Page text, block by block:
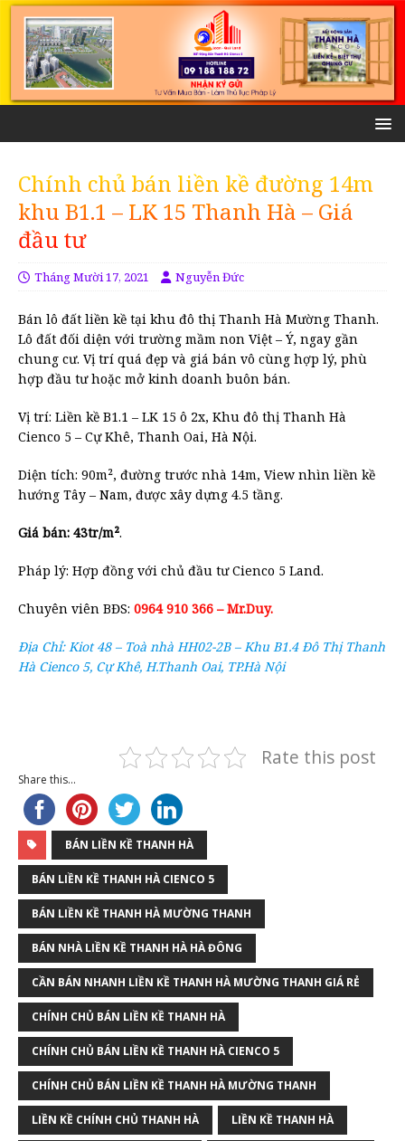
Chính chủ bán liền kề đường 14m
khu B1.1 – LK 15 Thanh Hà – Giá
đầu tư
Tháng Mười 17, 2021 Nguyễn Đức
Bán lô đất liền kề tại khu đô thị Thanh Hà Mường Thanh.
Lô đất đối diện với trường mầm non Việt – Ý, ngay gần
chung cư. Vị trí quá đẹp và giá bán vô cùng hợp lý, phù
hợp đầu tư hoặc mở kinh doanh buôn bán.
Vị trí: Liền kề B1.1 – LK 15 ô 2x, Khu đô thị Thanh Hà
Cienco 5 – Cự Khê, Thanh Oai, Hà Nội.
Diện tích: 90m², đường trước nhà 14m, View nhìn liền kề
hướng Tây – Nam, được xây dựng 4.5 tầng.
Giá bán: 43tr/m².
Pháp lý: Hợp đồng với chủ đầu tư Cienco 5 Land.
Chuyên viên BĐS: 0964 910 366 – Mr.Duy.
Địa Chỉ: Kiot 48 – Toà nhà HH02-2B – Khu B1.4 Đô Thị Thanh
Hà Cienco 5, Cự Khê, H.Thanh Oai, TP.Hà Nội
Rate this post
Share this...
BÁN LIỀN KỀ THANH HÀ
BÁN LIỀN KỀ THANH HÀ CIENCO 5
BÁN LIỀN KỀ THANH HÀ MƯỜNG THANH
BÁN NHÀ LIỀN KỀ THANH HÀ HÀ ĐÔNG
CẦN BÁN NHANH LIỀN KỀ THANH HÀ MƯỜNG THANH GIÁ RẺ
CHÍNH CHỦ BÁN LIỀN KỀ THANH HÀ
CHÍNH CHỦ BÁN LIỀN KỀ THANH HÀ CIENCO 5
CHÍNH CHỦ BÁN LIỀN KỀ THANH HÀ MƯỜNG THANH
LIỀN KỀ CHÍNH CHỦ THANH HÀ LIỀN KỀ THANH HÀ